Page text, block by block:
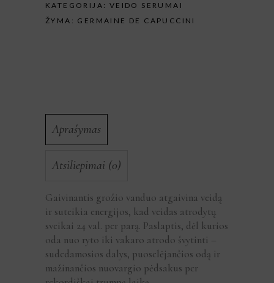
KATEGORIJA: VEIDO SERUMAI
ŽYMA: GERMAINE DE CAPUCCINI
Aprašymas
Atsiliepimai (0)
Gaivinantis grožio vanduo atgaivina veidą
ir suteikia energijos, kad veidas atrodytų
sveikai 24 val. per parą. Paslaptis, dėl kurios
oda nuo ryto iki vakaro atrodo švytinti –
sudedamosios dalys, puoselėjančios odą ir
mažinančios nuovargio pėdsakus per